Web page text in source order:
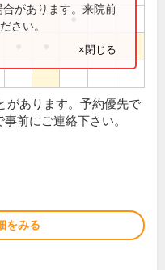
●
があります。来院前
さい。
×閉じる
があります。予約優先で
前にご連絡下さい。
をみる